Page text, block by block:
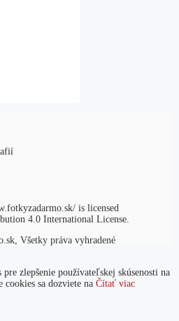
is licensed
4.0 International License
Všetky práva vyhradené
zlepšenie používateľskej skúsenosti na
sa dozviete na Čítať viac